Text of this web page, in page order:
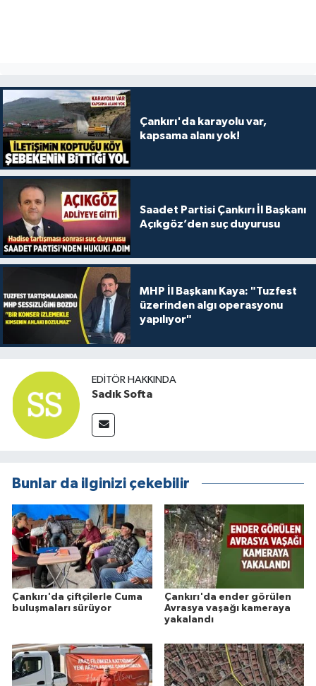
Çankırı'da karayolu var,
kapsama alanı yok!
Saadet Partisi Çankırı İl Başkanı
Açıkgöz’den suç duyurusu
MHP İl Başkanı Kaya: "Tuzfest
üzerinden algı operasyonu
yapılıyor"
EDITÖR HAKKINDA
Sadık Softa
Bunlar da ilginizi çekebilir
Çankırı'da çiftçilerle Cuma
buluşmaları sürüyor
Çankırı'da ender görülen
Avrasya vaşağı kameraya
yakalandı